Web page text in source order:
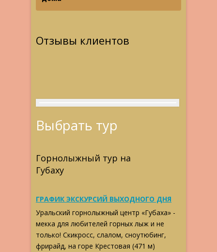
Отзывы клиентов
Выбрать тур
Горнолыжный тур на
Губаху
ГРАФИК ЭКСКУРСИЙ ВЫХОДНОГО ДНЯ
Уральский горнолыжный центр «Губаха» -
мекка для любителей горных лыж и не
только! Скикросс, слалом, сноутюбинг,
фрирайд, на горе Крестовая (471 м)